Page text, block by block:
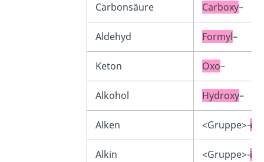
Carbonsäure Carboxy–
Aldehyd Formyl–
Keton Oxo–
Alkohol Hydroxy–
Alken <Gruppe>-
Alkin <Gruppe>-